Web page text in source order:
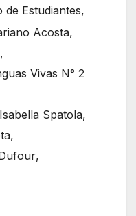
de Estudiantes,
Acosta,
,
Vivas N° 2
Spatola,
,
,